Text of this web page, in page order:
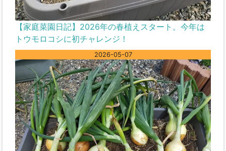
【家庭菜園日記】2026年の春植えスタート。今年は
トウモロコシに初チャレンジ！
2026-05-07